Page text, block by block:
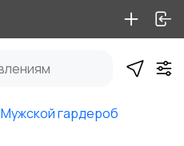
Мужской гардероб